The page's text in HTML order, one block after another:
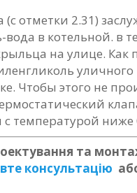
(с отметки 2.31)
вода в котельной. в
на улице.
Чтобы этого не
с температурой ниже
та
консультацію